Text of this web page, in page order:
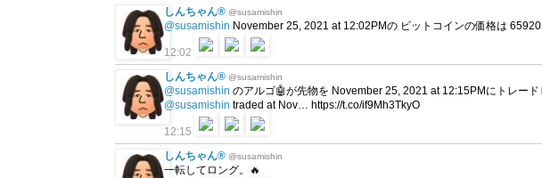
しんちゃん® @susamishin
@susamishin November 25, 2021 at 12:02PMの ビットコインの価格は
12:02
しんちゃん® @susamishin
@susamishin のアルゴ🤖が先物を November 25, 2021 at 12:15PMにトレー
@susamishin traded at Nov… https://t.co/if9Mh3TkyO
12:15
しんちゃん® @susamishin
一転してロング。🔥